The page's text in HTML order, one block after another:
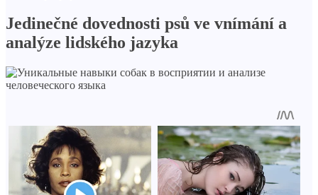
Jedinečné dovednosti psů ve vnímání a
analýze lidského jazyka